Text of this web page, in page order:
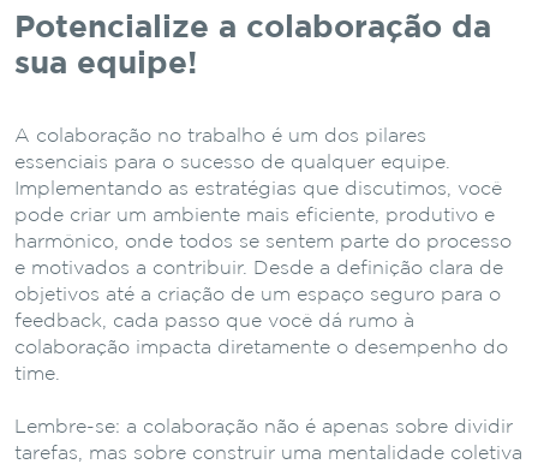
Potencialize a colaboração da
sua equipe!
A colaboração no trabalho é um dos pilares
essenciais para o sucesso de qualquer equipe.
Implementando as estratégias que discutimos, você
pode criar um ambiente mais eficiente, produtivo e
harmônico, onde todos se sentem parte do processo
e motivados a contribuir. Desde a definição clara de
objetivos até a criação de um espaço seguro para o
feedback, cada passo que você dá rumo à
colaboração impacta diretamente o desempenho do
time.
Lembre-se: a colaboração não é apenas sobre dividir
tarefas, mas sobre construir uma mentalidade coletiva